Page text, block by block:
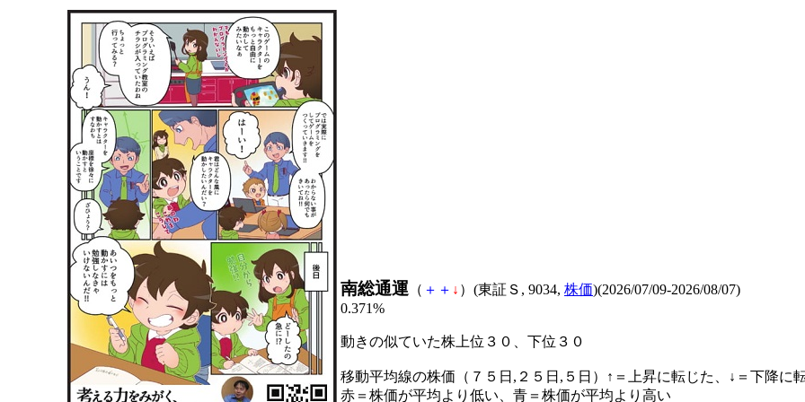
南総通運 （ ＋ ＋ ↓ ）(東証Ｓ, 9034, 株価)(2026/07/09-2026/08/07)
0.371%
動きの似ていた株上位３０、下位３０
移動平均線の株価（７５日,２５日,５日）↑＝上昇に転じた、↓＝下降に
赤＝株価が平均より低い、青＝株価が平均より高い